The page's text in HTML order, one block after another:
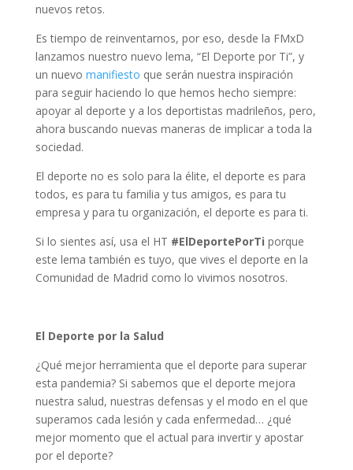
nuevos retos.
Es tiempo de reinventarnos, por eso, desde la FMxD
lanzamos nuestro nuevo lema, “El Deporte por Ti”, y
un nuevo manifiesto que serán nuestra inspiración
para seguir haciendo lo que hemos hecho siempre:
apoyar al deporte y a los deportistas madrileños, pero,
ahora buscando nuevas maneras de implicar a toda la
sociedad.
El deporte no es solo para la élite, el deporte es para
todos, es para tu familia y tus amigos, es para tu
empresa y para tu organización, el deporte es para ti.
Si lo sientes así, usa el HT #ElDeportePorTi porque
este lema también es tuyo, que vives el deporte en la
Comunidad de Madrid como lo vivimos nosotros.
El Deporte por la Salud
¿Qué mejor herramienta que el deporte para superar
esta pandemia? Si sabemos que el deporte mejora
nuestra salud, nuestras defensas y el modo en el que
superamos cada lesión y cada enfermedad… ¿qué
mejor momento que el actual para invertir y apostar
por el deporte?